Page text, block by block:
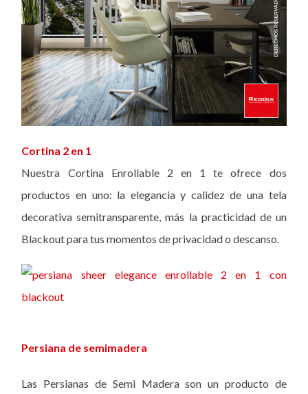
Cortina 2 en 1
Nuestra Cortina Enrollable 2 en 1 te ofrece dos
productos en uno: la elegancia y calidez de una tela
decorativa semitransparente, más la practicidad de un
Blackout para tus momentos de privacidad o descanso.
Persiana de semimadera
Las Persianas de Semi Madera son un producto de